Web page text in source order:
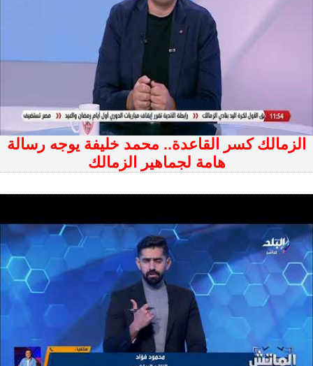
الزمالك كسر القاعدة.. محمد خليفة يوجه رسالة
هامة لجماهير الزمالك